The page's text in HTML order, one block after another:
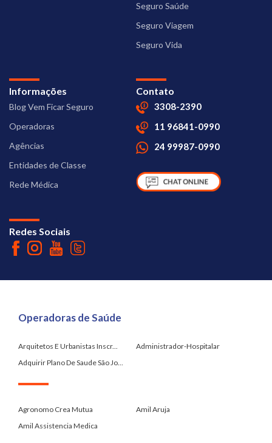
Seguro Saúde
Seguro Viagem
Seguro Vida
Informações
Blog Vem Ficar Seguro
Operadoras
Agências
Entidades de Classe
Rede Médica
Contato
3308-2390
11 96841-0990
24 99987-0990
Redes Sociais
Operadoras de Saúde
Arquitetos E Urbanistas Inscr...
Administrador-Hospitalar
Adquirir Plano De Saude São Jo...
Agronomo Crea Mutua
Amil Aruja
Amil Assistencia Medica